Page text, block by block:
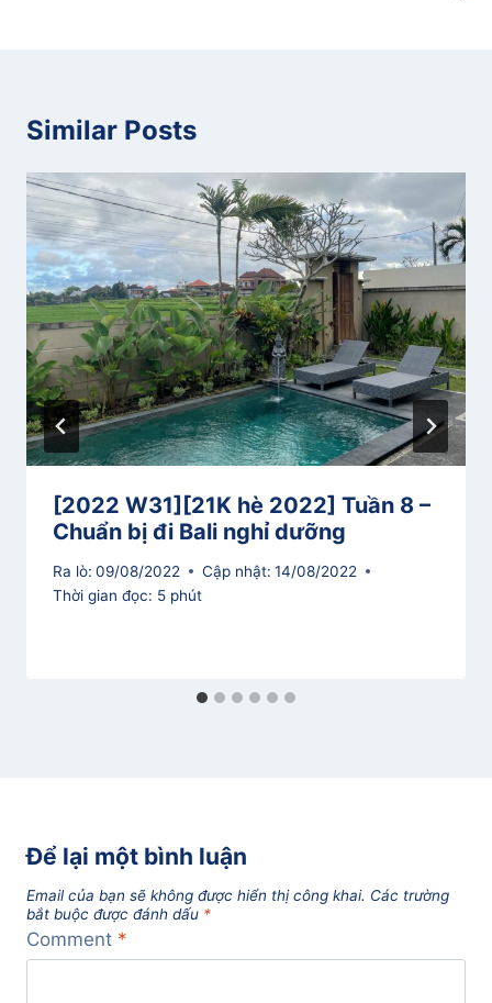
Similar Posts
[2022 W31][21K hè 2022] Tuần 8 –
Chuẩn bị đi Bali nghỉ dưỡng
Ra lò: 09/08/2022 Cập nhật: 14/08/2022
Thời gian đọc: 5 phút
Để lại một bình luận
Email của bạn sẽ không được hiển thị công khai. Các trường
bắt buộc được đánh dấu *
Comment *